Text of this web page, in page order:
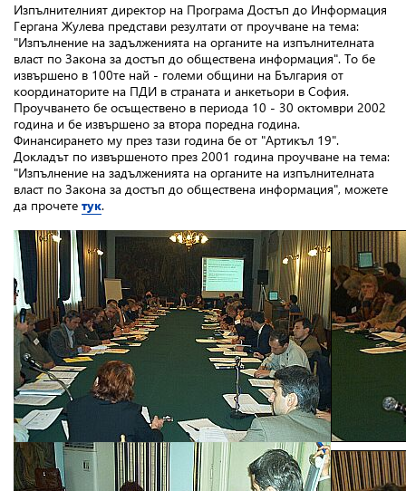
Изпълнителният директор на Програма Достъп до Информация
Гергана Жулева представи резултати от проучване на тема:
"Изпълнение на задълженията на органите на изпълнителната
власт по Закона за достъп до обществена информация". То бе
извършено в 100те най - големи общини на България от
координаторите на ПДИ в страната и анкетьори в София.
Проучването бе осъществено в периода 10 - 30 октомври 2002
година и бе извършено за втора поредна година.
Финансирането му през тази година бе от "Артикъл 19".
Докладът по извършеното през 2001 година проучване на тема:
"Изпълнение на задълженията на органите на изпълнителната
власт по Закона за достъп до обществена информация", можете
да прочете тук.